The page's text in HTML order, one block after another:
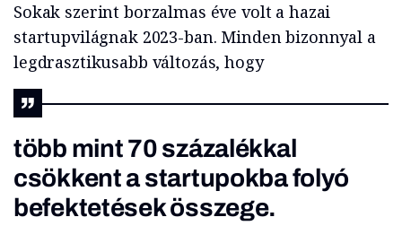
Sokak szerint borzalmas éve volt a hazai
startupvilágnak 2023-ban. Minden bizonnyal a
legdrasztikusabb változás, hogy
több mint 70 százalékkal
csökkent a startupokba folyó
befektetések összege.